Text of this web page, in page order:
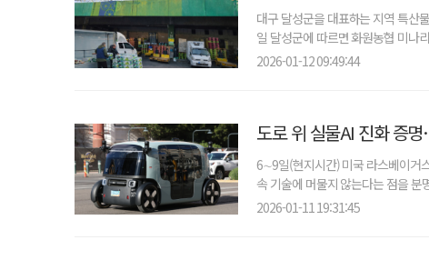
대구 달성군을 대표하는 지역 특산
일 달성군에 따르면 화원농협 미나
2026-01-12 09:49:44
도로 위 실물AI 진화 증
6∼9일(현지시간) 미국 라스베이거
속 기술에 머물지 않는다는 점을 분
2026-01-11 19:31:45